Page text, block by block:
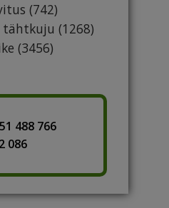
(742)
tähtkuju (1268)
(3456)
488 766
086